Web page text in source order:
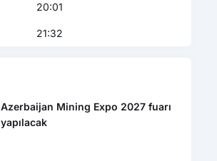
20:01
21:32
Azerbaijan Mining Expo 2027 fuarı
yapılacak